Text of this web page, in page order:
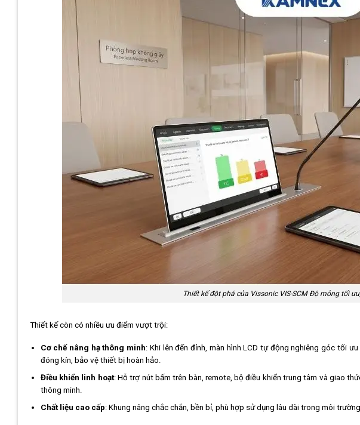
Thiết kế đột phá của Vissonic VIS-SCM Độ mỏng tối
Thiết kế còn có nhiều ưu điểm vượt trội:
Cơ chế nâng hạ thông minh: Khi lên đến đỉnh, màn hình LCD tự động nghiêng góc tối
đóng kín, bảo vệ thiết bị hoàn hảo.
Điều khiển linh hoạt: Hỗ trợ nút bấm trên bàn, remote, bộ điều khiển trung tâm và giao
thông minh.
Chất liệu cao cấp: Khung nâng chắc chắn, bền bỉ, phù hợp sử dụng lâu dài trong môi